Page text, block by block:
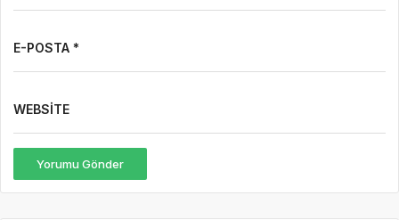
E-POSTA *
WEBSITE
Yorumu Gönder